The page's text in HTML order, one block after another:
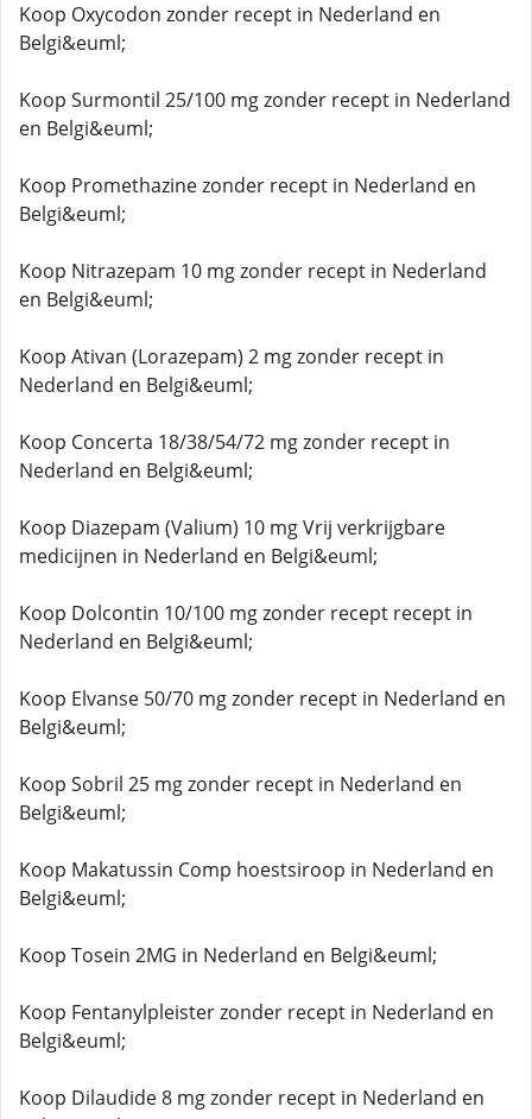
Koop Oxycodon zonder recept in Nederland en
Belgi&euml;
Koop Surmontil 25/100 mg zonder recept in Nederland
en Belgi&euml;
Koop Promethazine zonder recept in Nederland en
Belgi&euml;
Koop Nitrazepam 10 mg zonder recept in Nederland
en Belgi&euml;
Koop Ativan (Lorazepam) 2 mg zonder recept in
Nederland en Belgi&euml;
Koop Concerta 18/38/54/72 mg zonder recept in
Nederland en Belgi&euml;
Koop Diazepam (Valium) 10 mg Vrij verkrijgbare
medicijnen in Nederland en Belgi&euml;
Koop Dolcontin 10/100 mg zonder recept recept in
Nederland en Belgi&euml;
Koop Elvanse 50/70 mg zonder recept in Nederland en
Belgi&euml;
Koop Sobril 25 mg zonder recept in Nederland en
Belgi&euml;
Koop Makatussin Comp hoestsiroop in Nederland en
Belgi&euml;
Koop Tosein 2MG in Nederland en Belgi&euml;
Koop Fentanylpleister zonder recept in Nederland en
Belgi&euml;
Koop Dilaudide 8 mg zonder recept in Nederland en